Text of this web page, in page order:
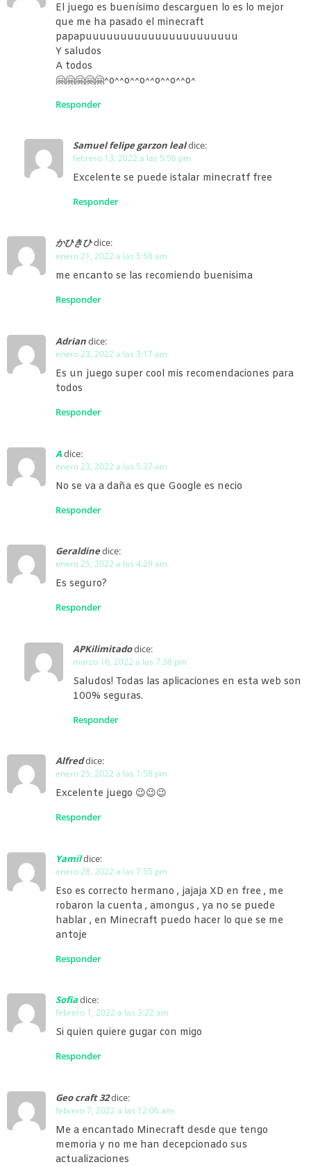
El juego es buenísimo descarguen lo es lo mejor
que me ha pasado el minecraft
papapuuuuuuuuuuuuuuuuuuuuuu
Y saludos
A todos
🤗🤗🤗🤗🤗^o^^o^^o^^o^^o^^o^
Responder
Samuel felipe garzon lealdice:
febrero 13, 2022 a las 5:56 pm
Excelente se puede istalar minecratf free
Responder
かひきひdice:
enero 21, 2022 a las 5:58 am
me encanto se las recomiendo buenisima
Responder
Adriandice:
enero 23, 2022 a las 3:17 am
Es un juego super cool mis recomendaciones para
todos
Responder
Adice:
enero 23, 2022 a las 5:37 am
No se va a daña es que Google es necio
Responder
Geraldinedice:
enero 25, 2022 a las 4:29 am
Es seguro?
Responder
APKilimitadodice:
marzo 16, 2022 a las 7:38 pm
Saludos! Todas las aplicaciones en esta web son
100% seguras.
Responder
Alfreddice:
enero 25, 2022 a las 1:58 pm
Excelente juego 😉😉😉
Responder
Yamildice:
enero 28, 2022 a las 7:55 pm
Eso es correcto hermano , jajaja XD en free , me
robaron la cuenta , amongus , ya no se puede
hablar , en Minecraft puedo hacer lo que se me
antoje
Responder
Sofiadice:
febrero 1, 2022 a las 3:22 am
Si quien quiere gugar con migo
Responder
Geo craft 32dice:
febrero 7, 2022 a las 12:06 am
Me a encantado Minecraft desde que tengo
memoria y no me han decepcionado sus
actualizaciones